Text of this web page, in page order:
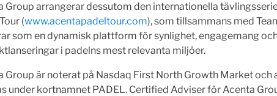
Group arrangerar dessutom den internationella
(www.acentapadeltour.com), som tillsammans med
som en dynamisk plattform för synlighet, engagemang
i padelns mest relevanta miljöer.
Group är noterat på Nasdaq First North Growth Market och
under kortnamnet PADEL. Certified Adviser för Acenta